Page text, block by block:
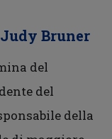
Bruner
del
del
della